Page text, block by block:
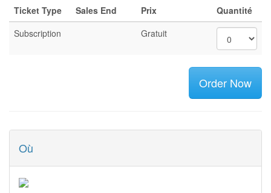
Ticket Type
Sales End Prix
Quantité
Subscription
Gratuit
Order Now
Où